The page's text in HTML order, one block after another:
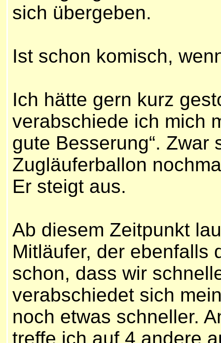
sich übergeben.
Ist schon komisch,
Ich hätte gern kurz
verabschiede ich mich
gute Besserung“. Zwar
Zugläuferballon
Er steigt aus.
Ab diesem Zeitpunkt
Mitläufer, der ebenfalls
schon, dass wir
verabschiedet sich
noch etwas schneller.
treffe ich auf 4 andere